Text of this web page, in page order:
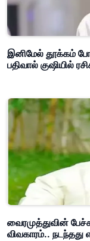
இனிமேல் தூக்கம்
பதிவால் குஷியில்
வைரமுத்துவின்
விவகாரம்..